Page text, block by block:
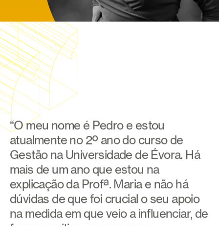
“O meu nome é Pedro e estou
atualmente no 2º ano do curso de
Gestão na Universidade de Évora. Há
mais de um ano que estou na
explicação da Profª. Maria e não há
dúvidas de que foi crucial o seu apoio
na medida em que veio a influenciar, de
forma positiva, o meu sucesso
académico.”